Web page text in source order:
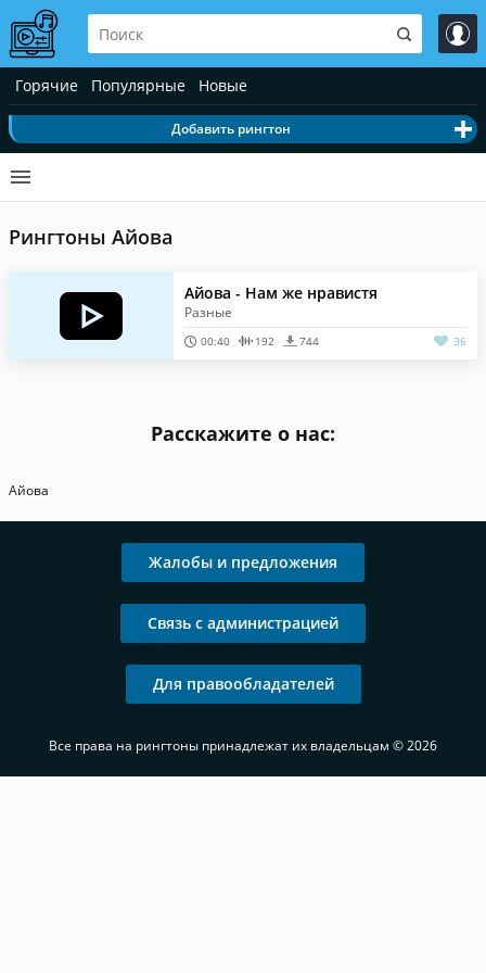
Горячие Популярные Новые
Добавить рингтон
Рингтоны Айова
Айова - Нам же нравистя
Разные
00:40 192 744 36
Расскажите о нас:
Айова
Жалобы и предложения
Связь с администрацией
Для правообладателей
Все права на рингтоны принадлежат их владельцам © 2026